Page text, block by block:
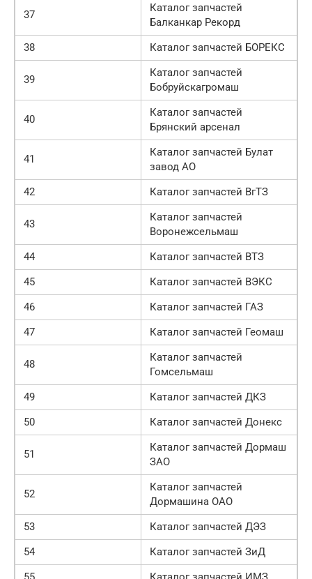
37
Каталог запчастей
Балканкар Рекорд
38
Каталог запчастей БОРЕКС
39
Каталог запчастей
Бобруйскагромаш
40
Каталог запчастей
Брянский арсенал
41
Каталог запчастей Булат
завод АО
42
Каталог запчастей ВгТЗ
43
Каталог запчастей
Воронежсельмаш
44
Каталог запчастей ВТЗ
45
Каталог запчастей ВЭКС
46
Каталог запчастей ГАЗ
47
Каталог запчастей Геомаш
48
Каталог запчастей
Гомсельмаш
49
Каталог запчастей ДКЗ
50
Каталог запчастей Донекс
51
Каталог запчастей Дормаш
ЗАО
52
Каталог запчастей
Дормашина ОАО
53
Каталог запчастей ДЭЗ
54
Каталог запчастей ЗиД